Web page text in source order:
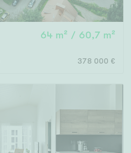
64 m² / 60,7 m²
378 000 €